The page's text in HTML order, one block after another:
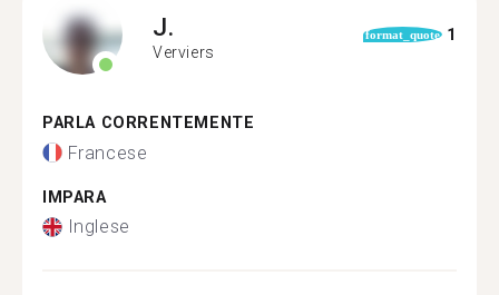
J.
Verviers
format_quote 1
PARLA CORRENTEMENTE
Francese
IMPARA
Inglese